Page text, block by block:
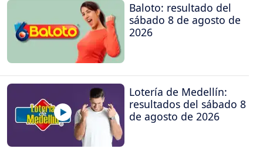
Baloto: resultado del
sábado 8 de agosto de
2026
Lotería de Medellín:
resultados del sábado 8
de agosto de 2026